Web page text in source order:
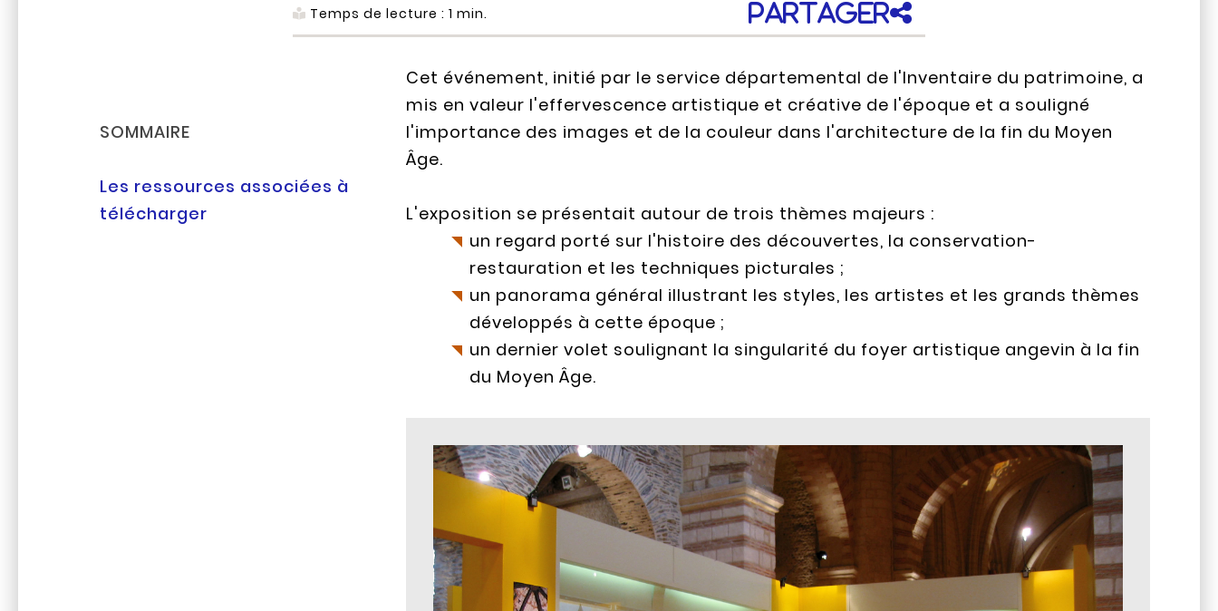
Temps de lecture : 1 min. Partager
SOMMAIRE
Les ressources associées à
télécharger
Cet événement, initié par le service départemental de l'Inventaire du patrimoine, a
mis en valeur l'effervescence artistique et créative de l'époque et a souligné
l'importance des images et de la couleur dans l'architecture de la fin du Moyen
Âge.
L'exposition se présentait autour de trois thèmes majeurs :
un regard porté sur l'histoire des découvertes, la conservation-
restauration et les techniques picturales ;
un panorama général illustrant les styles, les artistes et les grands thèmes
développés à cette époque ;
un dernier volet soulignant la singularité du foyer artistique angevin à la fin
du Moyen Âge.